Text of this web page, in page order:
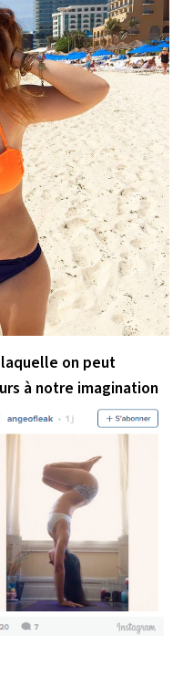
on peut
à notre imagination